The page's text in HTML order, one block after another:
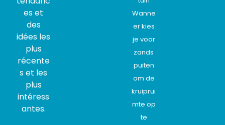
es et
des
idées les
plus
récente
s et les
plus
intéress
antes.
Wanne
er kies
je voor
zands
puiten
om de
kruiprui
mte op
te